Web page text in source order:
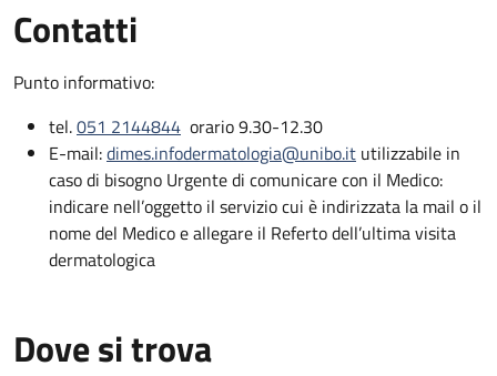
Neurofibromatosi, Ambulatorio Dermatologia Pediatrica,
Ambulatorio Dermatite atopica bambini e psoriasi pediatrica,
Ambulatorio Dermatite Atopica dell’adolescente e dell’adulto,
Ambulatorio degli annessi cutanei (Tricologia, Unghie),
Ambulatorio Allergologia, Ambulatorio Acne e Connettiviti,
Ambulatorio Idrosadenite Suppurativa e Orticaria Cronica,
Laboratorio di Dermatopatologia.
Il Centro è inoltresede di insegnamento universitario per la
formazione teorica-pratica per il corso di laurea in Medicina e
Chirurgia e per la Scuola di Specializzazione in Dermatologia e
Interaziendale sul territorio bolognese (Rete Dermatologica
Contatti
Punto informativo:
tel.051 2144844 orario 9.30-12.30
E-mail:dimes.infodermatologia@unibo.it utilizzabile in
caso di bisogno Urgente di comunicare con il Medico:
indicare nell’oggetto il servizio cui è indirizzata la mail o il
nome del Medico e allegare il Referto dell’ultima visita
dermatologica
Dove si trova